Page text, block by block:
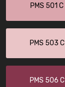
PMS 501 C
PMS 503 C
PMS 506 C